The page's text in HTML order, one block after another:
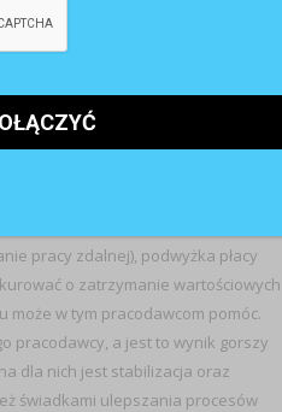
by w pracy dać z siebie
pracować?! Tymczasem grupa
Po prostu robią co do nich
kolegów i koleżanek.
pracy zdalnej), podwyżka płacy
o zatrzymanie wartościowych
w tym pracodawcom pomóc.
pracodawcy, a jest to wynik gorszy
dla nich jest stabilizacja oraz
świadkami ulepszania procesów